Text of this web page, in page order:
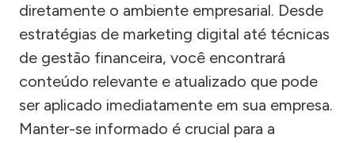
diretamente o ambiente empresarial. Desde
estratégias de marketing digital até técnicas
de gestão financeira, você encontrará
conteúdo relevante e atualizado que pode
ser aplicado imediatamente em sua empresa.
Manter-se informado é crucial para a